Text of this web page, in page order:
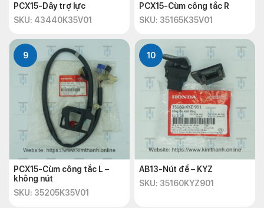
PCX15-Dây trợ lực
SKU: 43440K35V01
PCX15-Cùm công tắc R
SKU: 35165K35V01
9
PCX15-Cùm công tắc L –
không nút
SKU: 35205K35V01
10
AB13-Nút đề – KYZ
SKU: 35160KYZ901